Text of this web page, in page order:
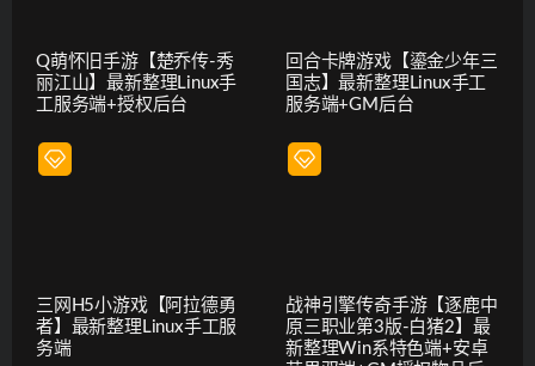
Q萌怀旧手游【楚乔传-秀
丽江山】最新整理Linux手
工服务端+授权后台
回合卡牌游戏【鎏金少年三
国志】最新整理Linux手工
服务端+GM后台
三网H5小游戏【阿拉德勇
者】最新整理Linux手工服
务端
战神引擎传奇手游【逐鹿中
原三职业第3版-白猪2】最
新整理Win系特色端+安卓